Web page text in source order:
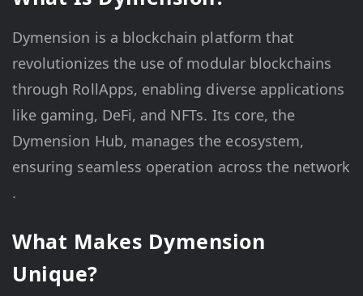
Dymension is a blockchain platform that
revolutionizes the use of modular blockchains
through RollApps, enabling diverse applications
like gaming, DeFi, and NFTs. Its core, the
Dymension Hub, manages the ecosystem,
ensuring seamless operation across the network​
.
What Makes Dymension
Unique?